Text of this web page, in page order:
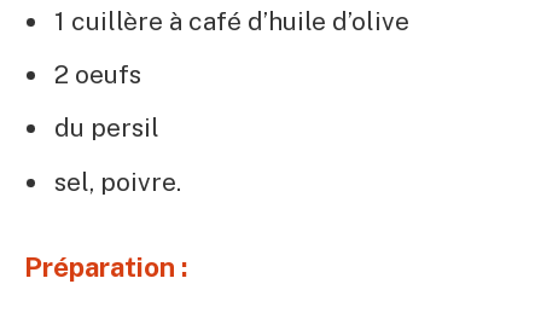
1 cuillère à café d’huile d’olive
2 oeufs
du persil
sel, poivre.
Préparation :